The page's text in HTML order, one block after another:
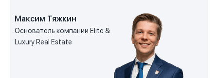
Максим Тяжкин
Основатель компании Elite &
Luxury Real Estate